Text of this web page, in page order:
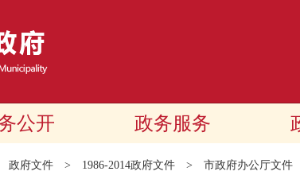
公开 政务服务
政府文件 > 1986-2014政府文件 > 市政府办公厅文件